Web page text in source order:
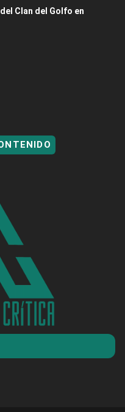
Clan del Golfo en